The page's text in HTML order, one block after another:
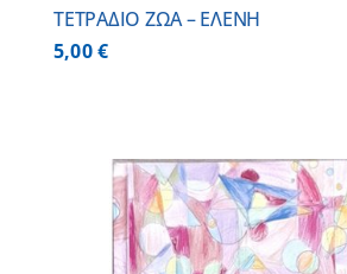
ΤΕΤΡΑΔΙΟ ΖΩΑ – ΕΛΕΝΗ
5,00€